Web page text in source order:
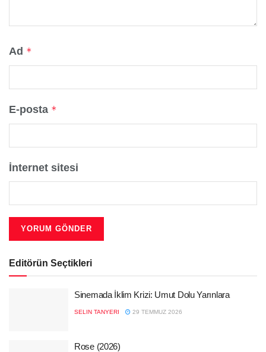
Ad *
E-posta *
İnternet sitesi
Editörün Seçtikleri
Sinemada İklim Krizi: Umut Dolu Yarınlara
SELIN TANYERI 29 TEMMUZ 2026
Rose (2026)